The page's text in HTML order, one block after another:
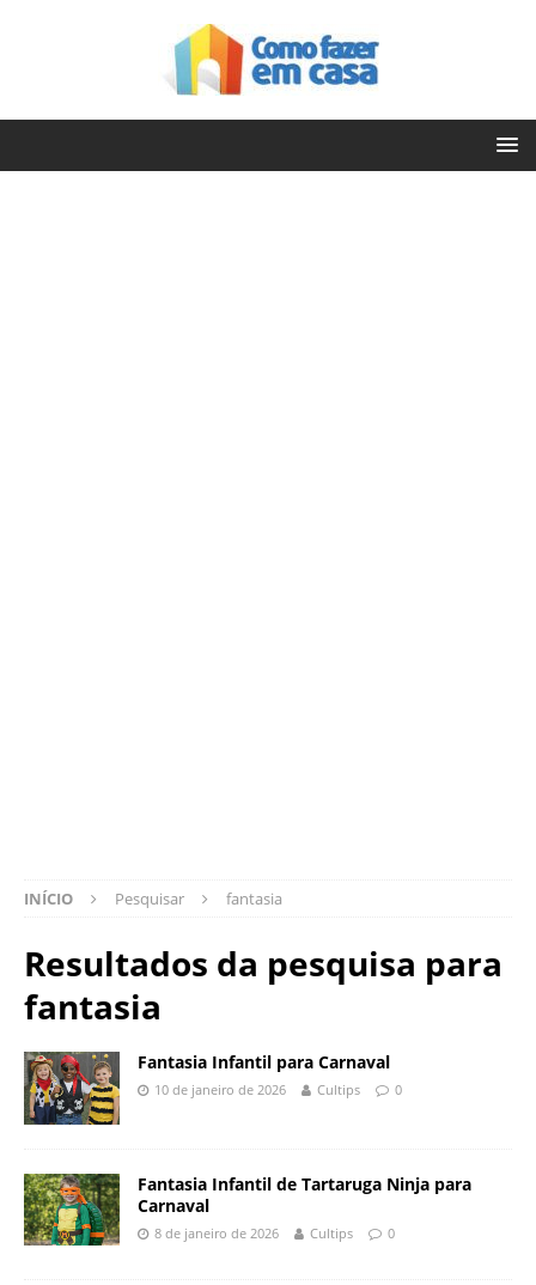
INÍCIO Pesquisar fantasia
Resultados da pesquisa para
fantasia
Fantasia Infantil para Carnaval
10 de janeiro de 2026 Cultips 0
Fantasia Infantil de Tartaruga Ninja para
Carnaval
8 de janeiro de 2026 Cultips 0